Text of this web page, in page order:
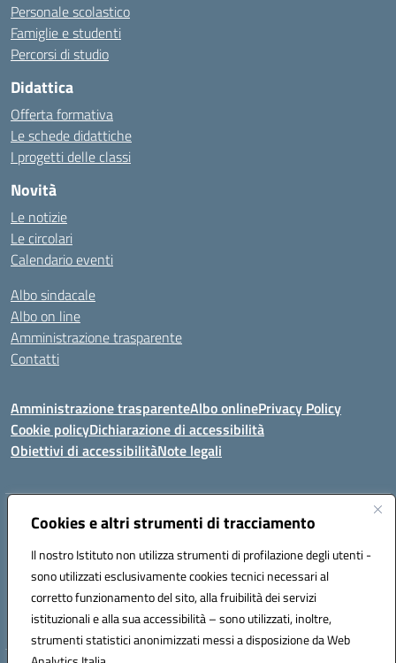
Cookies e altri strumenti di tracciamento
Il nostro Istituto non utilizza strumenti di profilazione degli utenti -
sono utilizzati esclusivamente cookies tecnici necessari al
corretto funzionamento del sito, alla fruibilità dei servizi
istituzionali e alla sua accessibilità – sono utilizzati, inoltre,
strumenti statistici anonimizzati messi a disposizione da Web
Personale scolastico
Famiglie e studenti
Percorsi di studio
Didattica
Offerta formativa
Le schede didattiche
I progetti delle classi
Novità
Le notizie
Le circolari
Calendario eventi
Albo sindacale
Albo on line
Amministrazione trasparente
Contatti
Amministrazione trasparenteAlbo onlinePrivacy Policy
Cookie policyDichiarazione di accessibilità
Obiettivi di accessibilitàNote legali
Indirizzo:Via Carducci Settimo San Pietro (CA)
Posta elettronica certificata (PEC):CAIC84700T@pec.istruzione.it
Codice fiscale: 92105840927
Codice meccanografico: CAIC84700T